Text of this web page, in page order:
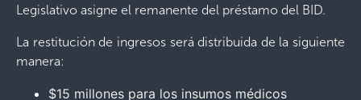
Legislativo asigne el remanente del préstamo del BID.
La restitución de ingresos será distribuida de la siguiente
manera:
$15 millones para los insumos médicos